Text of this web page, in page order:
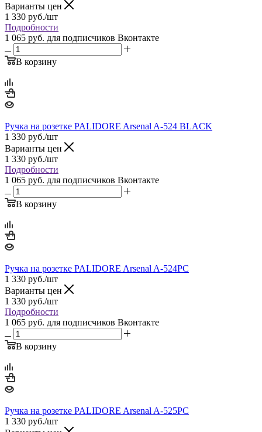
Варианты цен
1 330 руб./шт
Подробности
1 065 руб. для подписчиков Вконтакте
В корзину
Ручка на розетке PALIDORE Arsenal A-524 BLACK
1 330 руб./шт
Варианты цен
1 330 руб./шт
Подробности
1 065 руб. для подписчиков Вконтакте
В корзину
Ручка на розетке PALIDORE Arsenal A-524PC
1 330 руб./шт
Варианты цен
1 330 руб./шт
Подробности
1 065 руб. для подписчиков Вконтакте
В корзину
Ручка на розетке PALIDORE Arsenal A-525PC
1 330 руб./шт